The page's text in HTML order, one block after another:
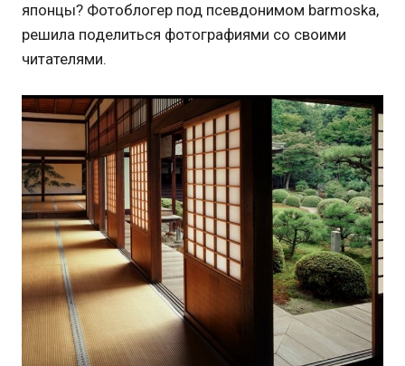
японцы? Фотоблогер под псевдонимом barmoska,
решила поделиться фотографиями со своими
читателями.